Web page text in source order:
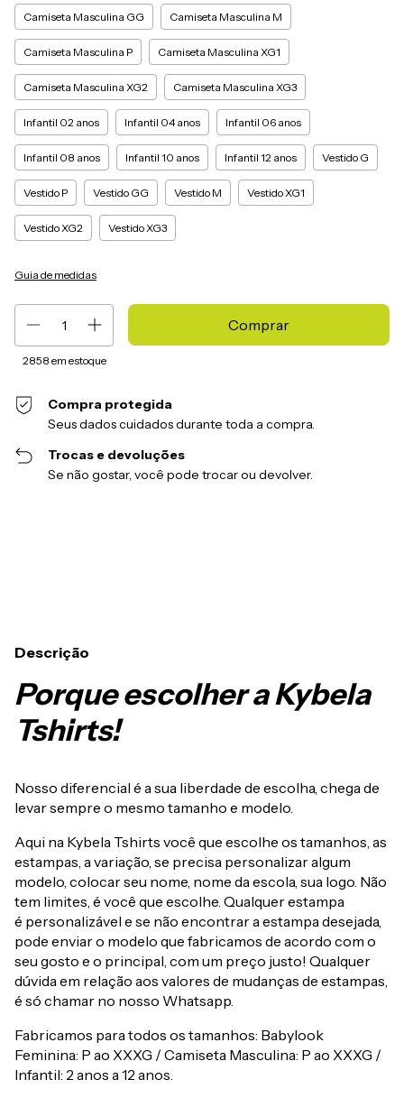
Camiseta Masculina GG Camiseta Masculina M
Camiseta Masculina P Camiseta Masculina XG1
Camiseta Masculina XG2 Camiseta Masculina XG3
Infantil 02 anos Infantil 04 anos Infantil 06 anos
Infantil 08 anos Infantil 10 anos Infantil 12 anos Vestido G
Vestido P Vestido GG Vestido M Vestido XG1
Vestido XG2 Vestido XG3
Guia de medidas
2858 em estoque
Compra protegida
Seus dados cuidados durante toda a compra.
Trocas e devoluções
Se não gostar, você pode trocar ou devolver.
Descrição
Porque escolher a Kybela
Tshirts!
Nosso diferencial é a sua liberdade de escolha, chega de
levar sempre o mesmo tamanho e modelo.
Aqui na Kybela Tshirts você que escolhe os tamanhos, as
estampas, a variação, se precisa personalizar algum
modelo, colocar seu nome, nome da escola, sua logo. Não
tem limites, é você que escolhe. Qualquer estampa
é personalizável e se não encontrar a estampa desejada,
pode enviar o modelo que fabricamos de acordo com o
seu gosto e o principal, com um preço justo! Qualquer
dúvida em relação aos valores de mudanças de estampas,
é só chamar no nosso Whatsapp.
Fabricamos para todos os tamanhos: Babylook
Feminina: P ao XXXG / Camiseta Masculina: P ao XXXG /
Infantil: 2 anos a 12 anos.